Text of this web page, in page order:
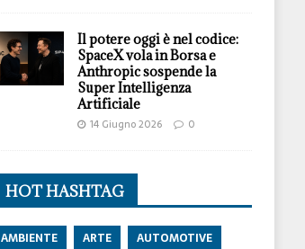
Il potere oggi è nel codice:
SpaceX vola in Borsa e
Anthropic sospende la
Super Intelligenza
Artificiale
14 Giugno 2026 0
HOT HASHTAG
AMBIENTE ARTE
AUTOMOTIVE